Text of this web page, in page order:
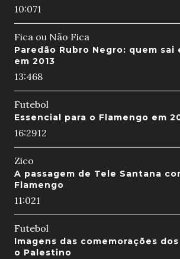
10:071
Fica ou Não Fica
Paredão Rubro Negro: quem sai
em 2013
13:468
Futebol
Essencial para o Flamengo em
16:2912
Zico
A passagem de Tele Santana
Flamengo
11:021
Futebol
Imagens das comemorações
o Palestino